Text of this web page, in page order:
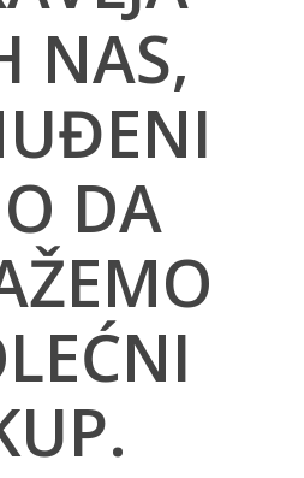
NAS,
DA